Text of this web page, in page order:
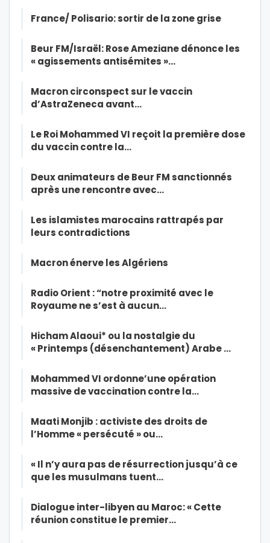
France/ Polisario: sortir de la zone grise
Beur FM/Israël: Rose Ameziane dénonce les
« agissements antisémites »…
Macron circonspect sur le vaccin
d’AstraZeneca avant…
Le Roi Mohammed VI reçoit la première dose
du vaccin contre la…
Deux animateurs de Beur FM sanctionnés
après une rencontre avec…
Les islamistes marocains rattrapés par
leurs contradictions
Macron énerve les Algériens
Radio Orient : “notre proximité avec le
Royaume ne s’est à aucun…
Hicham Alaoui* ou la nostalgie du
« Printemps (désenchantement) Arabe …
Mohammed VI ordonne’une opération
massive de vaccination contre la…
Maati Monjib : activiste des droits de
l’Homme « persécuté » ou…
« Il n’y aura pas de résurrection jusqu’à ce
que les musulmans tuent…
Dialogue inter-libyen au Maroc: « Cette
réunion constitue le premier…